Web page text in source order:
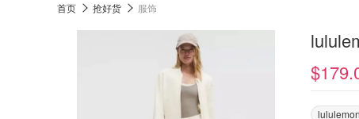
首页 抢好货 服饰
lululemon